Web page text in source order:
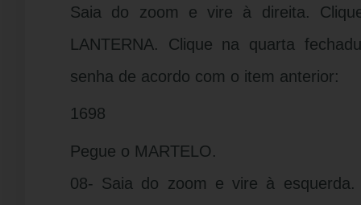
Saia do zoom e vire à direita.
LANTERNA. Clique na quarta
senha de acordo com o item anterior:
1698
Pegue o MARTELO.
08- Saia do zoom e vire à